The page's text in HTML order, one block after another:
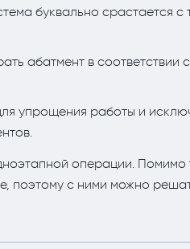
буквально срастается с
абатмент в соответствии
упрощения работы и
операции. Помимо
поэтому с ними можно